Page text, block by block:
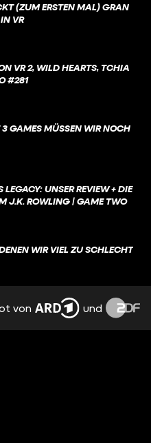
(ZUM ERSTEN MAL) GRAN
VR
VR 2, WILD HEARTS, TCHIA
#281
3 GAMES MÜSSEN WIR NOCH
LEGACY: UNSER REVIEW + DIE
J.K. ROWLING | GAME TWO
WIR VIEL ZU SCHLECHT
FORSPOKEN, SPONGEBOB
THE COSMIC SHAKE |
von und